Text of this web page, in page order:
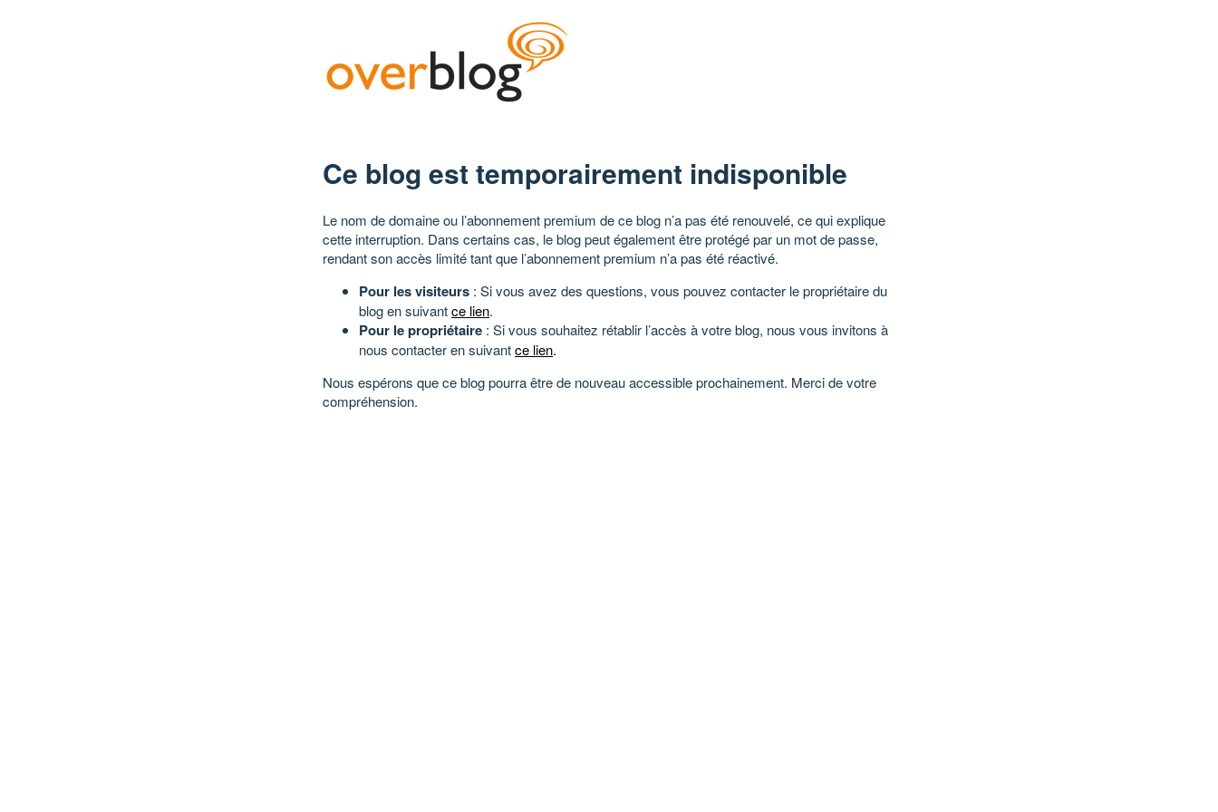
Ce blog est temporairement indisponible
Le nom de domaine ou l’abonnement premium de ce blog n’a pas été renouvelé, ce qui explique
cette interruption. Dans certains cas, le blog peut également être protégé par un mot de passe,
rendant son accès limité tant que l’abonnement premium n’a pas été réactivé.
Pour les visiteurs : Si vous avez des questions, vous pouvez contacter le propriétaire du
blog en suivantce lien.
Pour le propriétaire : Si vous souhaitez rétablir l’accès à votre blog, nous vous invitons à
nous contacter en suivantce lien.
Nous espérons que ce blog pourra être de nouveau accessible prochainement. Merci de votre
compréhension.